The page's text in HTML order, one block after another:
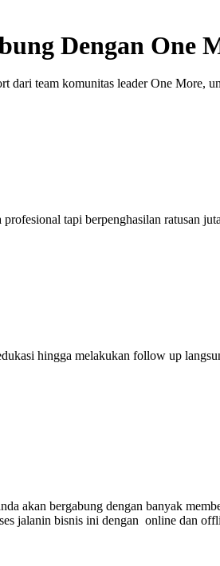
Dengan One
dari team komunitas leader One
tapi berpenghasilan ratusan
hingga melakukan follow up
akan bergabung dengan banyak
jalanin bisnis ini dengan online dan